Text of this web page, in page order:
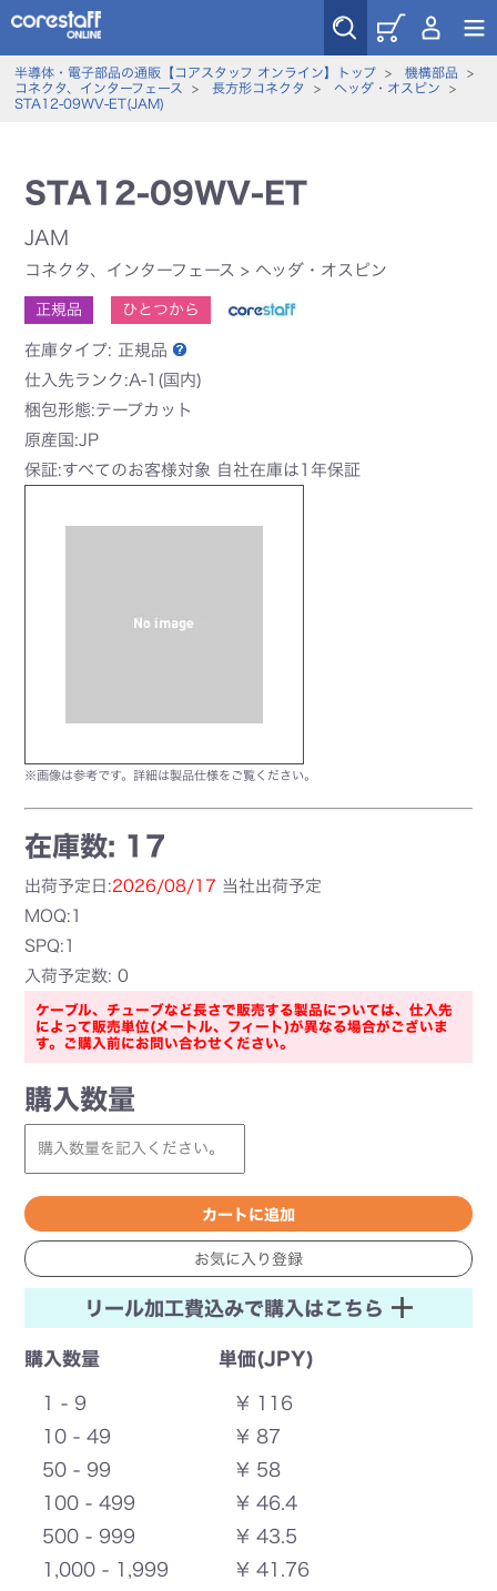
半導体・電子部品の通販【コアスタッフ オンライン】トップ> 機構部品 >
コネクタ、インターフェース
> 長方形コネクタ > ヘッダ・オスピン >
STA12-09WV-ET(JAM)
STA12-09WV-ET
JAM
コネクタ、インターフェース > ヘッダ・オスピン
正規品 ひとつから
在庫タイプ: 正規品
仕入先ランク:A-1(国内)
梱包形態:テープカット
原産国:JP
保証:すべてのお客様対象 自社在庫は1年保証
※画像は参考です。詳細は製品仕様をご覧ください。
在庫数: 17
出荷予定日:2026/08/17 当社出荷予定
MOQ:1
SPQ:1
入荷予定数: 0
ケーブル、チューブなど長さで販売する製品については、仕入先
によって販売単位(メートル、フィート)が異なる場合がございま
す。ご購入前にお問い合わせください。
購入数量
リール加工費込みで購入はこちら
購入数量 単価(JPY)
1 - 9
¥ 116
10 - 49
¥ 87
50 - 99
¥ 58
100 - 499
¥ 46.4
500 - 999
¥ 43.5
1,000 - 1,999
¥ 41.76